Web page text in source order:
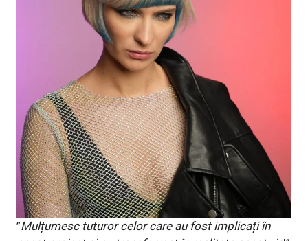
”Mulțumesc tuturor celor care au fost implicați în